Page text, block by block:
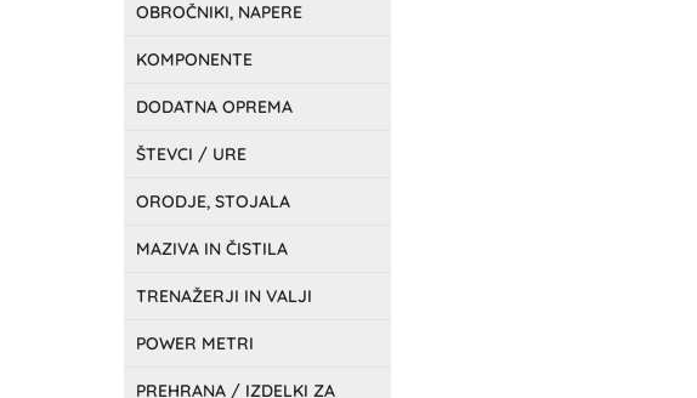
OBROČNIKI, NAPERE
KOMPONENTE
DODATNA OPREMA
ŠTEVCI / URE
ORODJE, STOJALA
MAZIVA IN ČISTILA
TRENAŽERJI IN VALJI
POWER METRI
PREHRANA / IZDELKI ZA